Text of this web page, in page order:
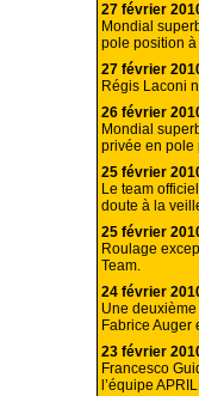
27 février
Mondial
pole position
27 février
Régis Laconi
26 février
Mondial
privée en pole
25 février
Le team
doute à la
25 février
Roulage
Team.
24 février
Une
Fabrice Auger
23 février
Francesco
l’équipe